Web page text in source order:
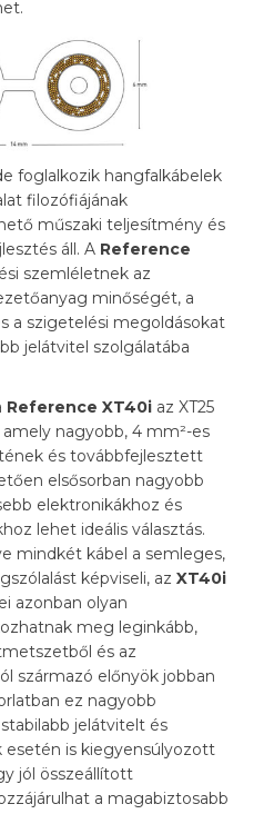
foglalkozik hangfalkábelek
filozófiájának
műszaki teljesítmény és
áll. A Reference
szemléletnek az
minőségét, a
a szigetelési megoldásokat
jelátvitel szolgálatába
Reference XT40i az XT25
nagyobb, 4 mm²-es
és továbbfejlesztett
elsősorban nagyobb
elektronikákhoz és
lehet ideális választás.
mindkét kábel a semleges,
képviseli, az XT40i
azonban olyan
meg leginkább,
és az
származó előnyök jobban
ez nagyobb
jelátvitelt és
esetén is kiegyensúlyozott
jól összeállított
a magabiztosabb